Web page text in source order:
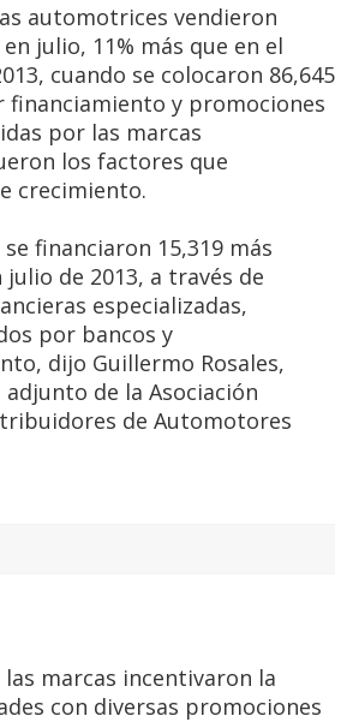
automotrices vendieron
julio, 11% más que en el
cuando se colocaron 86,645
financiamiento y promociones
por las marcas
los factores que
crecimiento.
financiaron 15,319 más
de 2013, a través de
especializadas,
por bancos y
dijo Guillermo Rosales,
de la Asociación
de Automotores
marcas incentivaron la
con diversas promociones